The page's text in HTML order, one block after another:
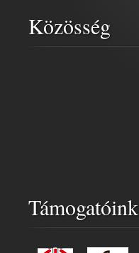
Közösség
Támogatóink